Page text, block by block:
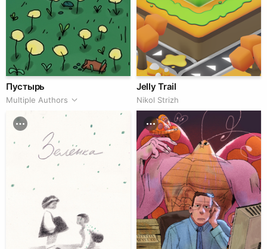
Пустырь
Multiple Authors
Jelly Trail
Nikol Strizh